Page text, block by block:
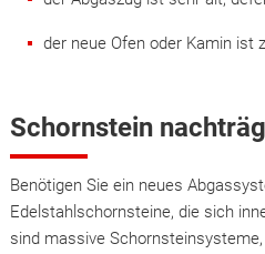
der neue Ofen oder Kamin
Schornstein
Benötigen Sie ein neues
Edelstahlschornsteine, die sich
sind massive